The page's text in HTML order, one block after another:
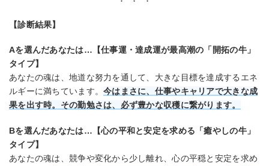
【診断結果】
Aを選んだあなたは…【仕事運・達成運が最高潮の「開拓の牛」
タイプ】
あなたの魂は、地道な努力を通して、大きな目標を達成するエネ
ルギーに満ちています。今はまさに、仕事やキャリアで大きな成
果を出す時。その勤勉さは、必ず豊かな収穫に繋がります。
Bを選んだあなたは…【心の平和と安定を求める「癒やしの牛」
タイプ】
あなたの魂は、競争や変化から少し離れ、心の平穏と安定を求め